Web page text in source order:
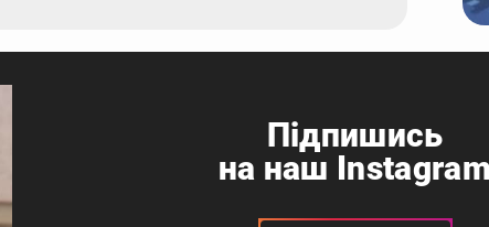
на наш
@dikocase